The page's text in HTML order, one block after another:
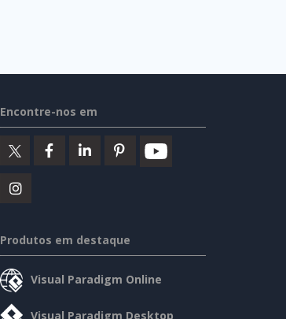
Encontre-nos em
Produtos em destaque
Visual Paradigm Online
Visual Paradigm Desktop